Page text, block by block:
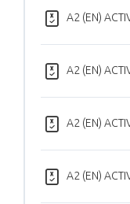
A2 (EN)
A2 (EN)
A2 (EN)
A2 (EN)